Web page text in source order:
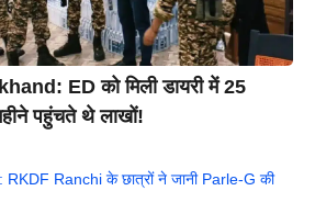
ED को मिली डायरी में 25
पहुंचते थे लाखों!